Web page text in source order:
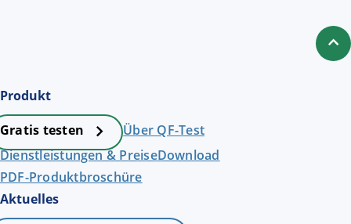
Produkt
Gratis testen
Über QF-Test
Dienstleistungen & PreiseDownload
PDF-Produktbroschüre
Aktuelles